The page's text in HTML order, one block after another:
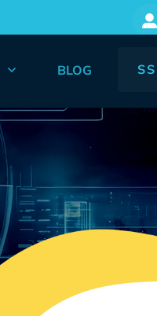
BLOG